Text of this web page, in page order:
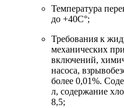
Температура
до +40С°;
Требования к
механических
включений,
насоса,
более 0,01%.
л, содержание
8,5;